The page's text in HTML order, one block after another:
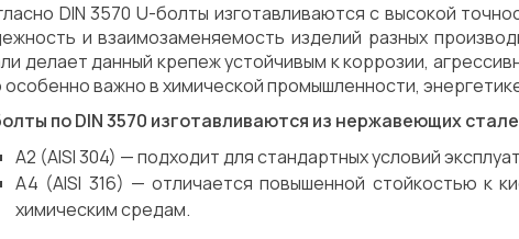
Сварка Механическая обработка
DIN 3570 U-болты изготавливаются с высокой
и взаимозаменяемость изделий разных
делает данный крепеж устойчивым к коррозии,
особенно важно в химической промышленности,
по DIN 3570 изготавливаются из нержавеющих
A2 (AISI 304) — подходит для стандартных условий
A4 (AISI 316) — отличается повышенной стойкостью к
химическим средам.